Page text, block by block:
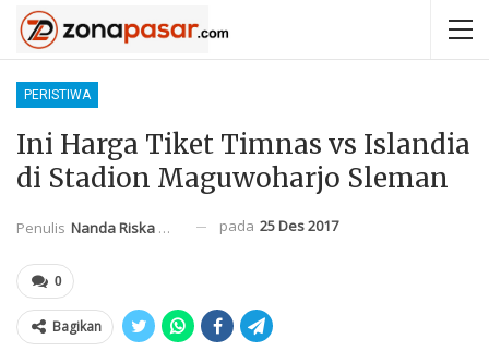
PERISTIWA
Ini Harga Tiket Timnas vs Islandia
di Stadion Maguwoharjo Sleman
Penulis Nanda Riska Mahendra pada 25 Des 2017
0
Bagikan